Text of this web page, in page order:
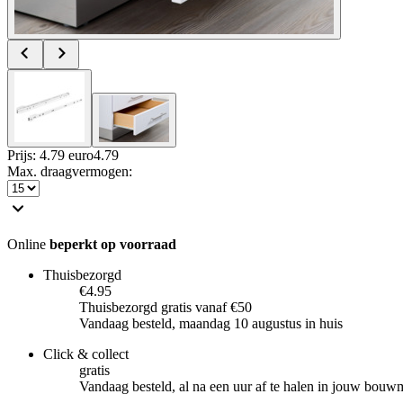
Prijs: 4.79 euro4.79
Max. draagvermogen:
Online beperkt op voorraad
Thuisbezorgd
€4.95
Thuisbezorgd gratis vanaf €50
Vandaag besteld, maandag 10 augustus in huis
Click & collect
gratis
Vandaag besteld, al na een uur af te halen in jouw